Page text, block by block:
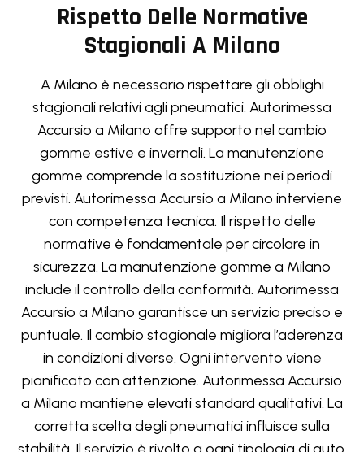
Rispetto Delle Normative
Stagionali A Milano
A Milano è necessario rispettare gli obblighi
stagionali relativi agli pneumatici. Autorimessa
Accursio a Milano offre supporto nel cambio
gomme estive e invernali. La manutenzione
gomme comprende la sostituzione nei periodi
previsti. Autorimessa Accursio a Milano interviene
con competenza tecnica. Il rispetto delle
normative è fondamentale per circolare in
sicurezza. La manutenzione gomme a Milano
include il controllo della conformità. Autorimessa
Accursio a Milano garantisce un servizio preciso e
puntuale. Il cambio stagionale migliora l’aderenza
in condizioni diverse. Ogni intervento viene
pianificato con attenzione. Autorimessa Accursio
a Milano mantiene elevati standard qualitativi. La
corretta scelta degli pneumatici influisce sulla